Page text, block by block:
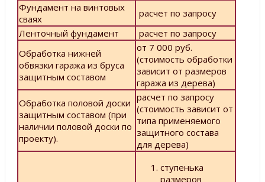
Фундамент на винтовых
сваях
расчет по запросу
Ленточный фундамент
расчет по запросу
Обработка нижней
обвязки гаража из бруса
защитным составом
от 7 000 руб.
(стоимость обработки
зависит от размеров
гаража из дерева)
Обработка половой доски
защитным составом (при
наличии половой доски по
проекту).
расчет по запросу
(стоимость зависит от
типа применяемого
защитного состава
для дерева)
ступенька
размеров